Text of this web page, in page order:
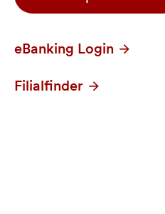
eBanking Login
Filialfinder